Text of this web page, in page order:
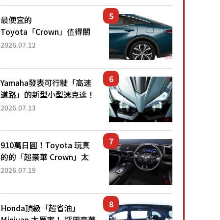
還推出467萬元日圓起的5
人座版...
最便宜的
Toyota「Crown」值得關
注！ 搭載4WD、每公升
眼！ 配備豐富、超越售價
水準，堪稱高CP值代表的
「...
2026.07.12
Yamaha發表可行駛「高速
道路」的新型小型速克達！
搭載能享受超強勁「渦輪
高階「Super Sport」車款
相同的...
2026.07.13
910萬日圓！Toyota 玩真
的的「超豪華 Crown」太
厲害了！採用由「匠人技
運動化「底盤設定」！還配
備專屬豪華...
2026.07.19
Honda頂級「超省油」